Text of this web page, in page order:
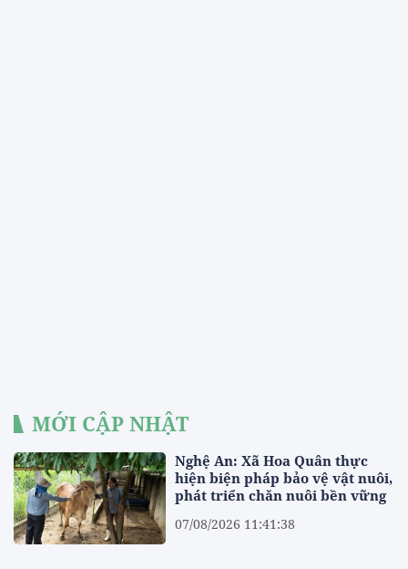
MỚI CẬP NHẬT
Nghệ An: Xã Hoa Quân thực
hiện biện pháp bảo vệ vật nuôi,
phát triển chăn nuôi bền vững
07/08/2026 11:41:38